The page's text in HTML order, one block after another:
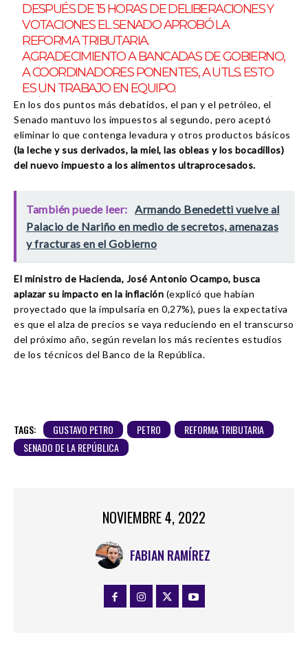
DESPUÉS DE 15 HORAS DE DELIBERACIONES Y
VOTACIONES EL SENADO APROBÓ LA
REFORMA TRIBUTARIA.
AGRADECIMIENTO A BANCADAS DE GOBIERNO,
A COORDINADORES PONENTES, A UTLS. ESTO
ES UN TRABAJO EN EQUIPO.
ASÍ CELEBRAMOS. LES COMPARTO LA EMOCIÓN.
LA COLOMBIA PROFUNDA SALDRÁ DE LAS
SOMBRAS!PIC.TWITTER.COM/ZXYGUJKBJU
— GUSTAVO BOLÍVAR (@GUSTAVOBOLIVAR)
En los dos puntos más debatidos, el pan y el petróleo, el
Senado mantuvo los impuestos al segundo, pero aceptó
eliminar lo que contenga levadura y otros productos básicos
(la leche y sus derivados, la miel, las obleas y los bocadillos)
del nuevo impuesto a los alimentos ultraprocesados.
También puede leer: Armando Benedetti vuelve al
Palacio de Nariño en medio de secretos, amenazas
y fracturas en el Gobierno
El ministro de Hacienda, José Antonio Ocampo, busca
aplazar su impacto en la inflación (explicó que habían
proyectado que la impulsaría en 0,27%), pues la expectativa
es que el alza de precios se vaya reduciendo en el transcurso
del próximo año, según revelan los más recientes estudios
de los técnicos del Banco de la República.
TAGS: GUSTAVO PETRO PETRO
REFORMA TRIBUTARIA
SENADO DE LA REPÚBLICA
NOVIEMBRE 4, 2022
FABIAN RAMÍREZ